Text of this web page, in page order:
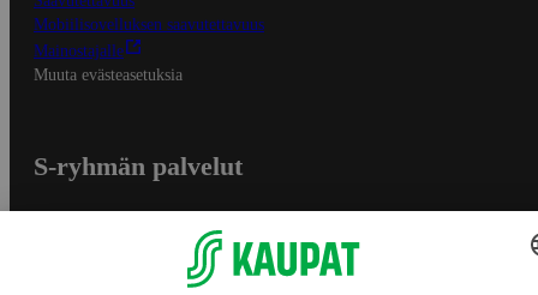
Mobiilisovelluksen saavutettavuus
Mainostajalle
Muuta evästeasetuksia
S-ryhmän palvelut
Yhteishyvä Ruoka -sovellus